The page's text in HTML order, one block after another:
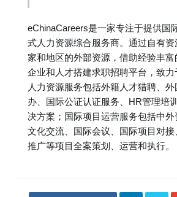
eChinaCareers是一家专注于提供国
式人力资源综合服务商。通过自有
家和地区的外部资源，借助经验丰
企业和人才搭建求职招聘平台，致
人力资源服务包括外籍人才猎聘、
办、国际公证认证服务、HR管理培
决方案；国际项目运营服务包括中
文化交流、国际会议、国际项目对
推广等项目全案策划、运营和执行。